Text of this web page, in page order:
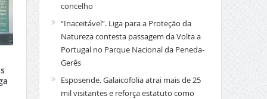
concelho
“Inaceitável”. Liga para a Proteção da
Natureza contesta passagem da Volta a
Portugal no Parque Nacional da Peneda-
Gerês
Esposende. Galaicofolia atrai mais de 25
mil visitantes e reforça estatuto como